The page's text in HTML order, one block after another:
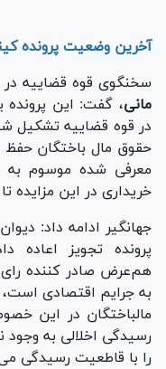
آخرین وضعیت پرونده
سخنگوی قوه قضاییه در
مانی، گفت: این پرونده
در قوه قضاییه تشکیل
حقوق مال باختگان حفظ
معرفی شده موسوم به
خریداری در این
جهانگیر ادامه داد:
پرونده تجویز اعاده
هم‌عرض صادر کننده
به جرایم اقتصادی
مالباختگان در این
رسیدگی اخلالی به
را با قاطعیت رسیدگی